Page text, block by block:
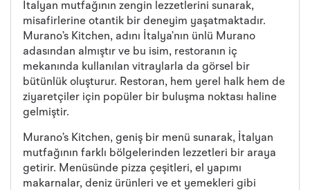
İtalyan mutfağının zengin lezzetlerini sunarak,
misafirlerine otantik bir deneyim yaşatmaktadır.
Murano’s Kitchen, adını İtalya’nın ünlü Murano
adasından almıştır ve bu isim, restoranın iç
mekanında kullanılan vitraylarla da görsel bir
bütünlük oluşturur. Restoran, hem yerel halk hem de
ziyaretçiler için popüler bir buluşma noktası haline
gelmiştir.
Murano’s Kitchen, geniş bir menü sunarak, İtalyan
mutfağının farklı bölgelerinden lezzetleri bir araya
getirir. Menüsünde pizza çeşitleri, el yapımı
makarnalar, deniz ürünleri ve et yemekleri gibi